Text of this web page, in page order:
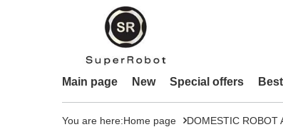
Main page New Special offers
You are here:Home page DOMESTIC ROBOT